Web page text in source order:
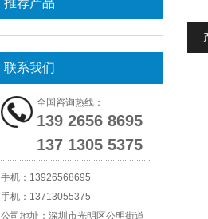
推荐产品
联系我们
全国咨询热线：
139 2656 8695
137 1305 5375
手机： 13926568695
手机： 13713055375
公司地址： 深圳市光明区公明街道